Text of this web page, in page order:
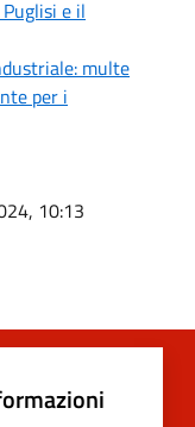
e il
multe
per i
10:13